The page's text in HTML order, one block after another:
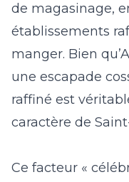
de magasinage,
établissements
manger. Bien
une escapade
raffiné est
caractère de
Ce facteur «